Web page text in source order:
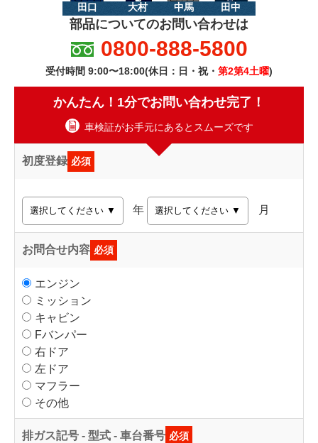
田口 大村 中馬 田中
部品についてのお問い合わせは
0800-888-5800
受付時間 9:00〜18:00(休日：日・祝・ 第2第4土曜)
かんたん！1分でお問い合わせ完了！
車検証がお手元にあるとスムーズです
初度登録 必須
年 月
お問合せ内容 必須
エンジン
ミッション
キャビン
Fバンパー
右ドア
左ドア
マフラー
その他
排ガス記号 - 型式 - 車台番号 必須